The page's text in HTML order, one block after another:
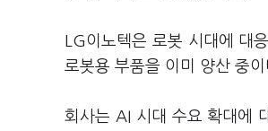
LG이노텍은 로봇 시대에 대
로봇용 부품을 이미 양산 중
회사는 AI 시대 수요 확대에